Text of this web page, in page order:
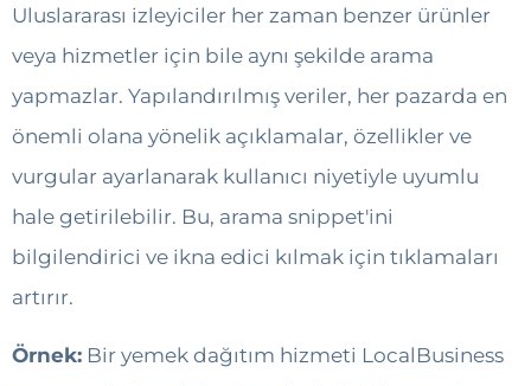
Uluslararası izleyiciler her zaman benzer ürünler
veya hizmetler için bile aynı şekilde arama
yapmazlar. Yapılandırılmış veriler, her pazarda en
önemli olana yönelik açıklamalar, özellikler ve
vurgular ayarlanarak kullanıcı niyetiyle uyumlu
hale getirilebilir. Bu, arama snippet'ini
bilgilendirici ve ikna edici kılmak için tıklamaları
artırır.
Örnek: Bir yemek dağıtım hizmeti LocalBusiness